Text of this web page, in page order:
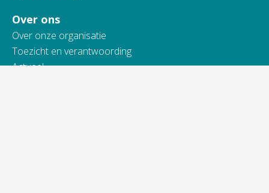
Over ons
Over onze organisatie
Toezicht en verantwoording
Actueel